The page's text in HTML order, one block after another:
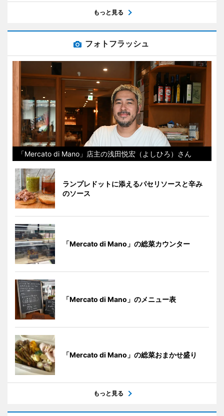
もっと見る
フォトフラッシュ
「Mercato di Mano」店主の浅田悦宏（よしひろ）さん
ランプレドットに添えるパセリソースと辛み
のソース
「Mercato di Mano」の総菜カウンター
「Mercato di Mano」のメニュー表
「Mercato di Mano」の総菜おまかせ盛り
もっと見る